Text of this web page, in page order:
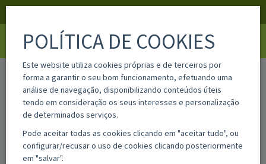
home drcexv55bk
POLÍTICA DE COOKIES
Este website utiliza cookies próprias e de terceiros por
forma a garantir o seu bom funcionamento, efetuando uma
análise de navegação, disponibilizando conteúdos úteis
tendo em consideração os seus interesses e personalização
de determinados serviços.
Pode aceitar todas as cookies clicando em "aceitar tudo", ou
configurar/recusar o uso de cookies clicando posteriormente
em "salvar".